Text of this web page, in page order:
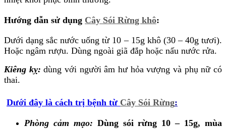
Hướng dẫn sử dụng Cây Sói Rừng khô:
Dưới dạng sắc nước uống từ 10 – 15g khô (30 – 40g tươi).
Hoặc ngâm rượu. Dùng ngoài giã đắp hoặc nấu nước rửa.
Kiêng kỵ: dùng với người âm hư hỏa vượng và phụ nữ có
thai.
Dưới đây là cách trị bệnh từ Cây Sói Rừng:
Phòng cảm mạo: Dùng sói rừng 10 – 15g, mùa